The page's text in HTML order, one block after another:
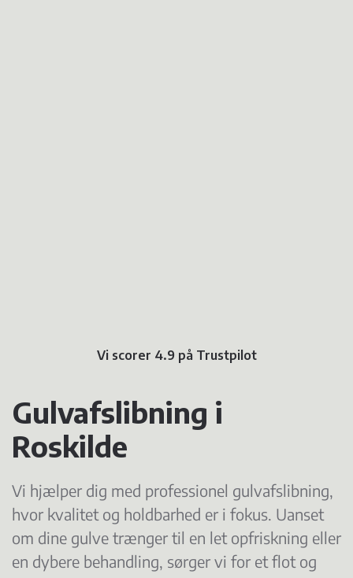
Vi scorer 4.9 på Trustpilot
Gulvafslibning i
Roskilde
Vi hjælper dig med professionel gulvafslibning,
hvor kvalitet og holdbarhed er i fokus. Uanset
om dine gulve trænger til en let opfriskning eller
en dybere behandling, sørger vi for et flot og